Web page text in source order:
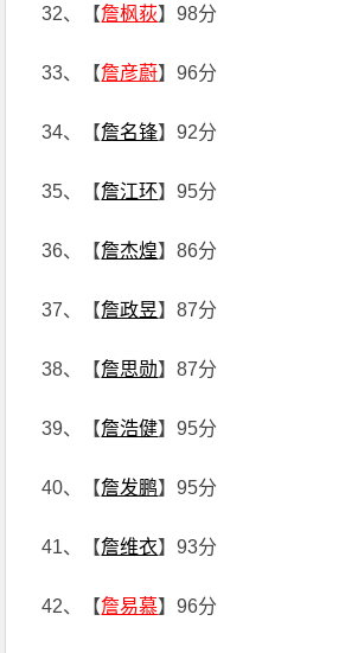
32、【詹枫荻】98分
33、【詹彦蔚】96分
34、【詹名锋】92分
35、【詹江环】95分
36、【詹杰煌】86分
37、【詹政昱】87分
38、【詹思勋】87分
39、【詹浩健】95分
40、【詹发鹏】95分
41、【詹维衣】93分
42、【詹易慕】96分